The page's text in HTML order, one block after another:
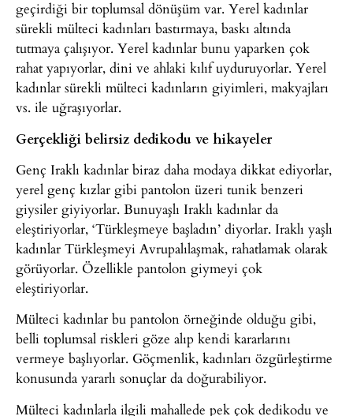
geçirdiği bir toplumsal dönüşüm var. Yerel kadınlar
sürekli mülteci kadınları bastırmaya, baskı altında
tutmaya çalışıyor. Yerel kadınlar bunu yaparken çok
rahat yapıyorlar, dini ve ahlaki kılıf uyduruyorlar. Yerel
kadınlar sürekli mülteci kadınların giyimleri, makyajları
vs. ile uğraşıyorlar.
Gerçekliği belirsiz dedikodu ve hikayeler
Genç Iraklı kadınlar biraz daha modaya dikkat ediyorlar,
yerel genç kızlar gibi pantolon üzeri tunik benzeri
giysiler giyiyorlar. Bunuyaşlı Iraklı kadınlar da
eleştiriyorlar, ‘Türkleşmeye başladın’ diyorlar. Iraklı yaşlı
kadınlar Türkleşmeyi Avrupalılaşmak, rahatlamak olarak
görüyorlar. Özellikle pantolon giymeyi çok
eleştiriyorlar.
Mülteci kadınlar bu pantolon örneğinde olduğu gibi,
belli toplumsal riskleri göze alıp kendi kararlarını
vermeye başlıyorlar. Göçmenlik, kadınları özgürleştirme
konusunda yararlı sonuçlar da doğurabiliyor.
Mülteci kadınlarla ilgili mahallede pek çok dedikodu ve